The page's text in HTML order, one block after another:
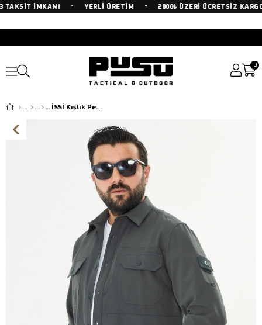
İMKANI YERLİ ÜRETİM 2000₺ ÜZERİ ÜCRETSİZ KARGO
0
İSSİ Kışlık Pençli Gömlek Antrasit